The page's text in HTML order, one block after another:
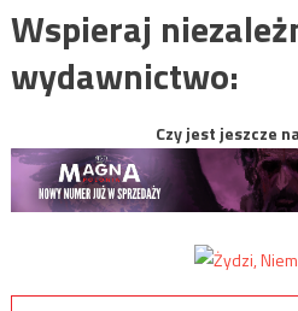
Wspieraj
wydawnictwo:
Czy jest jeszcze